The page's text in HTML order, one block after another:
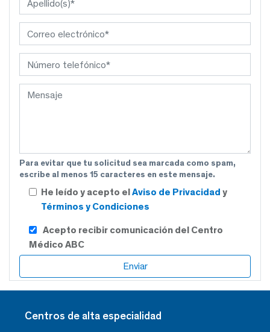
Para evitar que tu solicitud sea marcada como spam,
escribe al menos 15 caracteres en este mensaje.
He leído y acepto elAviso de Privacidad y
Términos y Condiciones
Acepto recibir comunicación del Centro
Médico ABC
Centros de alta especialidad